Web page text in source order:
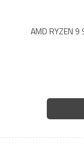
AMD RYZEN